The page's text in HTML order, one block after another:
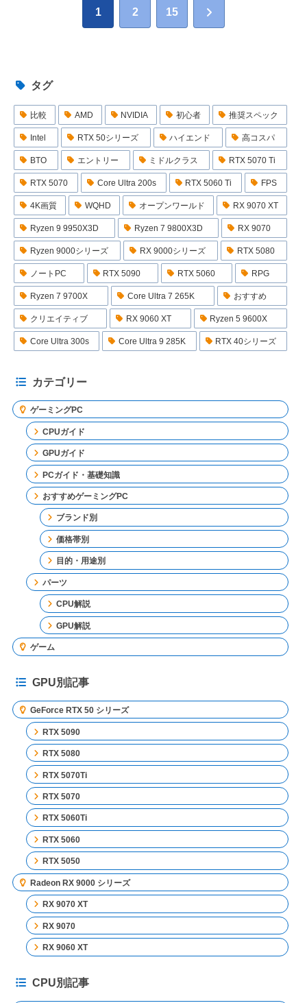
1 2 15 次
タグ
比較 AMD NVIDIA 初心者 推奨スペック
Intel RTX 50シリーズ ハイエンド 高コスパ
BTO エントリー ミドルクラス RTX 5070 Ti
RTX 5070 Core Ultra 200s RTX 5060 Ti FPS
4K画質 WQHD オープンワールド RX 9070 XT
Ryzen 9 9950X3D Ryzen 7 9800X3D RX 9070
Ryzen 9000シリーズ RX 9000シリーズ RTX 5080
ノートPC RTX 5090 RTX 5060 RPG
Ryzen 7 9700X Core Ultra 7 265K おすすめ
クリエイティブ RX 9060 XT Ryzen 5 9600X
Core Ultra 300s Core Ultra 9 285K RTX 40シリーズ
カテゴリー
ゲーミングPC
CPUガイド
GPUガイド
PCガイド・基礎知識
おすすめゲーミングPC
ブランド別
価格帯別
目的・用途別
パーツ
CPU解説
GPU解説
ゲーム
GPU別記事
GeForce RTX 50 シリーズ
RTX 5090
RTX 5080
RTX 5070Ti
RTX 5070
RTX 5060Ti
RTX 5060
RTX 5050
Radeon RX 9000 シリーズ
RX 9070 XT
RX 9070
RX 9060 XT
CPU別記事